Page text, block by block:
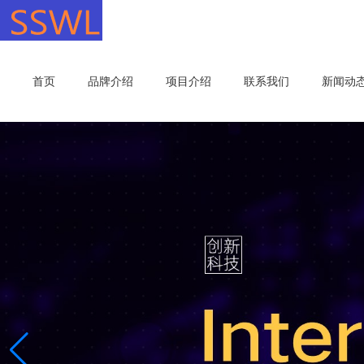
首页 品牌介绍 项目介绍 联系我们 新闻动